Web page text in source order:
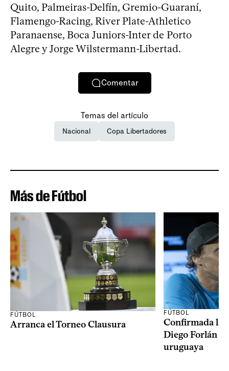
Quito, Palmeiras-Delfín, Gremio-Guaraní,
Flamengo-Racing, River Plate-Athletico
Paranaense, Boca Juniors-Inter de Porto
Alegre y Jorge Wilstermann-Libertad.
Comentar
Temas del artículo
Nacional Copa Libertadores
Más de Fútbol
FÚTBOL
Arranca el Torneo Clausura
FÚTBOL
Confirmada la
Diego Forlán
uruguaya